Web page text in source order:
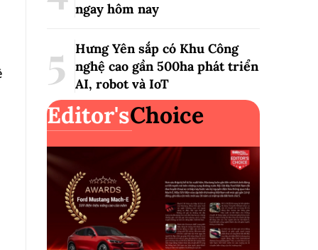
ngay hôm nay
Hưng Yên sắp có Khu Công
nghệ cao gần 500ha phát triển
AI, robot và IoT
Editor'sChoice